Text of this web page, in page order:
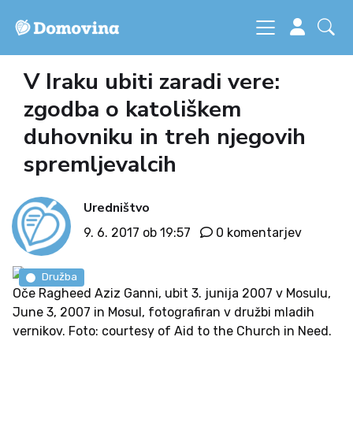
V Iraku ubiti zaradi vere:
zgodba o katoliškem
duhovniku in treh njegovih
spremljevalcih
Uredništvo
9. 6. 2017 ob 19:57 0 komentarjev
Oče Ragheed Aziz Ganni, ubit 3. junija 2007 v Mosulu,
June 3, 2007 in Mosul, fotografiran v družbi mladih
vernikov. Foto: courtesy of Aid to the Church in Need.
Družba